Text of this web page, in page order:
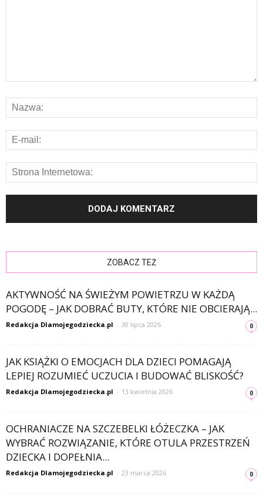
ZOBACZ TEŻ
AKTYWNOŚĆ NA ŚWIEŻYM POWIETRZU W KAŻDĄ
POGODĘ – JAK DOBRAĆ BUTY, KTÓRE NIE OBCIERAJĄ...
Redakcja Dlamojegodziecka.pl - 30 lipca 2026 0
JAK KSIĄŻKI O EMOCJACH DLA DZIECI POMAGAJĄ
LEPIEJ ROZUMIEĆ UCZUCIA I BUDOWAĆ BLISKOŚĆ?
Redakcja Dlamojegodziecka.pl - 13 kwietnia 2026 0
OCHRANIACZE NA SZCZEBELKI ŁÓŻECZKA – JAK
WYBRAĆ ROZWIĄZANIE, KTÓRE OTULA PRZESTRZEŃ
DZIECKA I DOPEŁNIA...
Redakcja Dlamojegodziecka.pl - 23 marca 2026 0